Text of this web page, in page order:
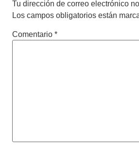
Tu dirección de correo electrónico
Los campos obligatorios están
Comentario *